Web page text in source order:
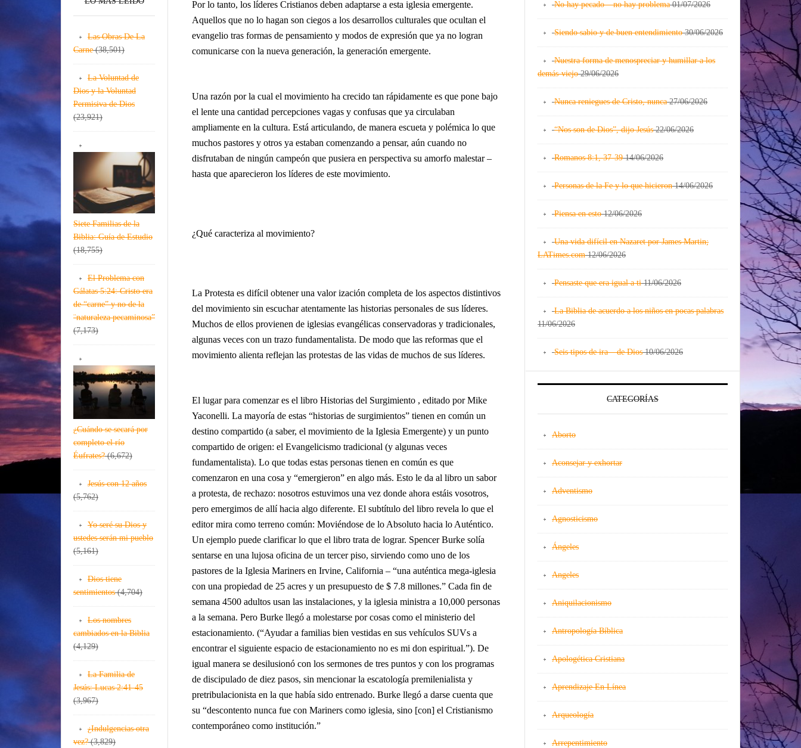
Por lo tanto, los líderes Cristianos deben adaptarse a esta iglesia emergente.
Aquellos que no lo hagan son ciegos a los desarrollos culturales que ocultan el
evangelio tras formas de pensamiento y modos de expresión que ya no logran
comunicarse con la nueva generación, la generación emergente.
Una razón por la cual el movimiento ha crecido tan rápidamente es que pone bajo
el lente una cantidad percepciones vagas y confusas que ya circulaban
ampliamente en la cultura. Está articulando, de manera escueta y polémica lo que
muchos pastores y otros ya estaban comenzando a pensar, aún cuando no
disfrutaban de ningún campeón que pusiera en perspectiva su amorfo malestar –
hasta que aparecieron los líderes de este movimiento.
¿Qué caracteriza al movimiento?
La Protesta es difícil obtener una valor ización completa de los aspectos distintivos
del movimiento sin escuchar atentamente las historias personales de sus líderes.
Muchos de ellos provienen de iglesias evangélicas conservadoras y tradicionales,
algunas veces con un trazo fundamentalista. De modo que las reformas que el
movimiento alienta reflejan las protestas de las vidas de muchos de sus líderes.
El lugar para comenzar es el libro Historias del Surgimiento , editado por Mike
Yaconelli. La mayoría de estas “historias de surgimientos” tienen en común un
destino compartido (a saber, el movimiento de la Iglesia Emergente) y un punto
compartido de origen: el Evangelicismo tradicional (y algunas veces
fundamentalista). Lo que todas estas personas tienen en común es que
comenzaron en una cosa y “emergieron” en algo más. Esto le da al libro un sabor
a protesta, de rechazo: nosotros estuvimos una vez donde ahora estáis vosotros,
pero emergimos de allí hacia algo diferente. El subtítulo del libro revela lo que el
editor mira como terreno común: Moviéndose de lo Absoluto hacia lo Auténtico.
Un ejemplo puede clarificar lo que el libro trata de lograr. Spencer Burke solía
sentarse en una lujosa oficina de un tercer piso, sirviendo como uno de los
pastores de la Iglesia Mariners en Irvine, California – “una auténtica mega-iglesia
con una propiedad de 25 acres y un presupuesto de $ 7.8 millones.” Cada fin de
semana 4500 adultos usan las instalaciones, y la iglesia ministra a 10,000 personas
a la semana. Pero Burke llegó a molestarse por cosas como el ministerio del
estacionamiento. (“Ayudar a familias bien vestidas en sus vehículos SUVs a
encontrar el siguiente espacio de estacionamiento no es mi don espiritual.”). De
igual manera se desilusionó con los sermones de tres puntos y con los programas
de discipulado de diez pasos, sin mencionar la escatología premilenialista y
pretribulacionista en la que había sido entrenado. Burke llegó a darse cuenta que
su “descontento nunca fue con Mariners como iglesia, sino [con] el Cristianismo
contemporáneo como institución.”
No hay pecado – no hay problema 01/07/2026
Siendo sabio y de buen entendimiento 30/06/2026
Nuestra forma de menospreciar y humillar a los
demás-viejo 29/06/2026
Nunca reniegues de Cristo, nunca 27/06/2026
“Nos son de Dios”, dijo Jesús 22/06/2026
Romanos 8:1, 37-39 14/06/2026
Personas de la Fe y lo que hicieron 14/06/2026
Piensa en esto 12/06/2026
Una vida difícil en Nazaret por James Martin;
LATimes.com 12/06/2026
Pensaste que era igual a ti 11/06/2026
La Biblia de acuerdo a los niños en pocas palabras
11/06/2026
Seis tipos de ira – de Dios 10/06/2026
CATEGORÍAS
Aborto
Aconsejar y exhortar
Adventismo
Agnosticismo
Ángeles
Angeles
Aniquilacionismo
Antropología Bíblica
Apologética Cristiana
Aprendizaje En Línea
Arqueología
Arrepentimiento
Las Obras De La
Carne (38,501)
La Voluntad de
Dios y la Voluntad
Permisiva de Dios
(23,921)
Siete Familias de la
Biblia: Guía de Estudio
(18,755)
El Problema con
Gálatas 5:24: Cristo era
de “carne” y no de la
¨naturaleza pecaminosa”
(7,173)
¿Cuándo se secará por
completo el río
Éufrates? (6,672)
Jesús con 12 años
(5,762)
Yo seré su Dios y
ustedes serán mi pueblo
(5,161)
Dios tiene
sentimientos (4,704)
Los nombres
cambiados en la Biblia
(4,129)
La Familia de
Jesús: Lucas 2:41-45
(3,967)
¿Indulgencias otra
vez? (3,829)